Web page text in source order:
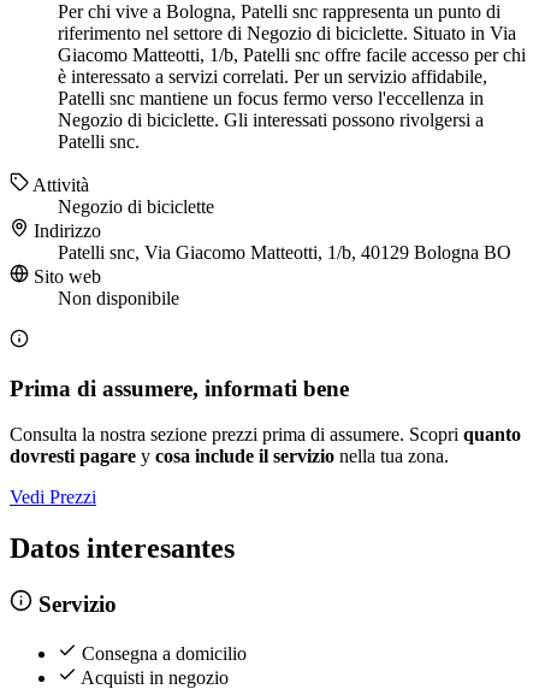
Per chi vive a Bologna, Patelli snc rappresenta un punto di
riferimento nel settore di Negozio di biciclette. Situato in Via
Giacomo Matteotti, 1/b, Patelli snc offre facile accesso per chi
è interessato a servizi correlati. Per un servizio affidabile,
Patelli snc mantiene un focus fermo verso l'eccellenza in
Negozio di biciclette. Gli interessati possono rivolgersi a
Patelli snc.
Attività
Negozio di biciclette
Indirizzo
Patelli snc, Via Giacomo Matteotti, 1/b, 40129 Bologna BO
Sito web
Non disponibile
Prima di assumere, informati bene
Consulta la nostra sezione prezzi prima di assumere. Scopri quanto
dovresti pagare y cosa include il servizio nella tua zona.
Vedi Prezzi
Datos interesantes
Servizio
Consegna a domicilio
Acquisti in negozio